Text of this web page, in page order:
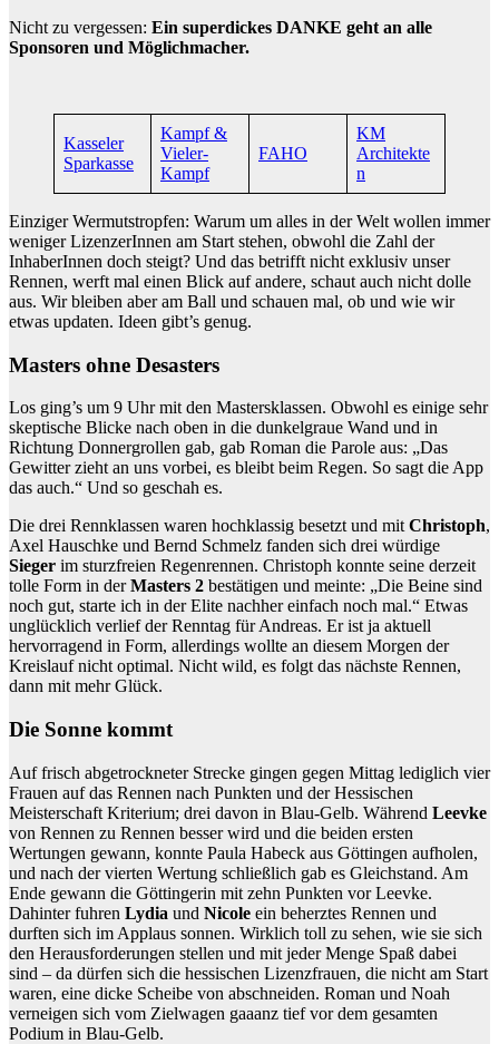
Nicht zu vergessen: Ein superdickes DANKE geht an alle
Sponsoren und Möglichmacher.
Kasseler
Sparkasse
Kampf &
Vieler-
Kampf
FAHO
KM
Architekte
n
Einziger Wermutstropfen: Warum um alles in der Welt wollen immer
weniger LizenzerInnen am Start stehen, obwohl die Zahl der
InhaberInnen doch steigt? Und das betrifft nicht exklusiv unser
Rennen, werft mal einen Blick auf andere, schaut auch nicht dolle
aus. Wir bleiben aber am Ball und schauen mal, ob und wie wir
etwas updaten. Ideen gibt’s genug.
Masters ohne Desasters
Los ging’s um 9 Uhr mit den Mastersklassen. Obwohl es einige sehr
skeptische Blicke nach oben in die dunkelgraue Wand und in
Richtung Donnergrollen gab, gab Roman die Parole aus: „Das
Gewitter zieht an uns vorbei, es bleibt beim Regen. So sagt die App
das auch.“ Und so geschah es.
Die drei Rennklassen waren hochklassig besetzt und mit Christoph,
Axel Hauschke und Bernd Schmelz fanden sich drei würdige
Sieger im sturzfreien Regenrennen. Christoph konnte seine derzeit
tolle Form in derMasters 2 bestätigen und meinte: „Die Beine sind
noch gut, starte ich in der Elite nachher einfach noch mal.“ Etwas
unglücklich verlief der Renntag für Andreas. Er ist ja aktuell
hervorragend in Form, allerdings wollte an diesem Morgen der
Kreislauf nicht optimal. Nicht wild, es folgt das nächste Rennen,
dann mit mehr Glück.
Die Sonne kommt
Auf frisch abgetrockneter Strecke gingen gegen Mittag lediglich vier
Frauen auf das Rennen nach Punkten und der Hessischen
Meisterschaft Kriterium; drei davon in Blau-Gelb. Während Leevke
von Rennen zu Rennen besser wird und die beiden ersten
Wertungen gewann, konnte Paula Habeck aus Göttingen aufholen,
und nach der vierten Wertung schließlich gab es Gleichstand. Am
Ende gewann die Göttingerin mit zehn Punkten vor Leevke.
Dahinter fuhren Lydia und Nicole ein beherztes Rennen und
durften sich im Applaus sonnen. Wirklich toll zu sehen, wie sie sich
den Herausforderungen stellen und mit jeder Menge Spaß dabei
sind – da dürfen sich die hessischen Lizenzfrauen, die nicht am Start
waren, eine dicke Scheibe von abschneiden. Roman und Noah
verneigen sich vom Zielwagen gaaanz tief vor dem gesamten
Podium in Blau-Gelb.